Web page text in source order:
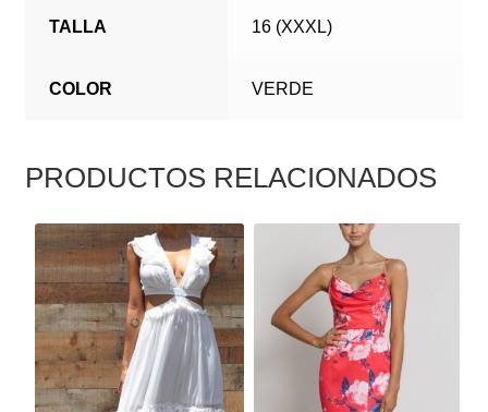
TALLA 16 (XXXL)
COLOR VERDE
PRODUCTOS RELACIONADOS
ESTE
PRODUCTO
TIENE
MÚLTIPLES
VARIANTES.
LAS
OPCIONES
PRODUCTO
TIENE
MÚLTIPLES
VARIANTES.
OPCIONES